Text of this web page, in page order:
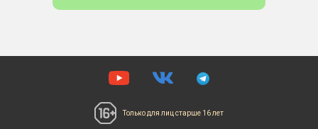
Только для лицстарше 16 лет